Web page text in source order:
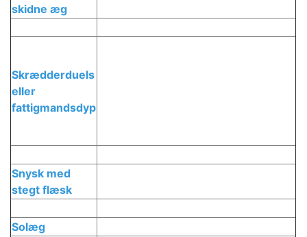
skidne æg
Skrædderduels
eller
fattigmandsdyp
Snysk med
stegt flæsk
Solæg